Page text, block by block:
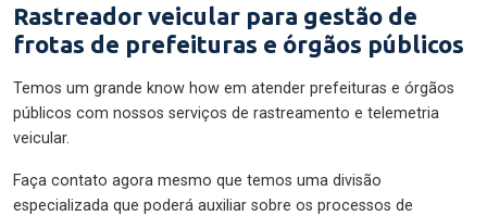
Rastreador veicular para gestão de
frotas de prefeituras e órgãos públicos
Temos um grande know how em atender prefeituras e órgãos
públicos com nossos serviços de rastreamento e telemetria
veicular.
Faça contato agora mesmo que temos uma divisão
especializada que poderá auxiliar sobre os processos de